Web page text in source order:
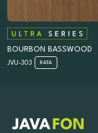
BOURBON BASSWOOD
JVU-303 RATA